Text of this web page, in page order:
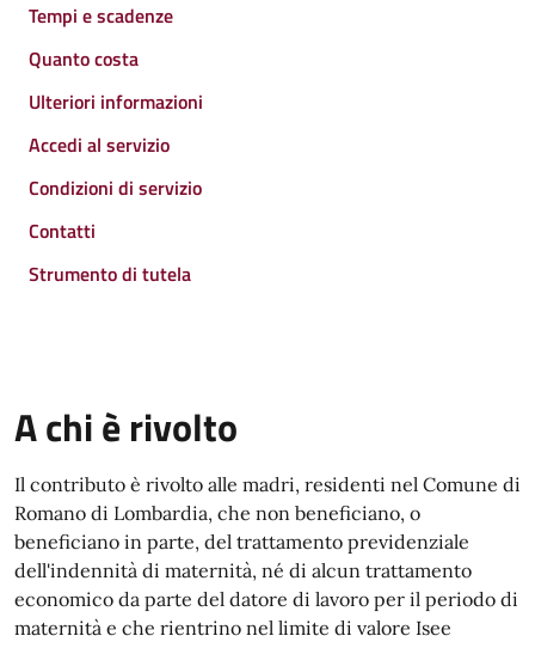
Tempi e scadenze
Quanto costa
Ulteriori informazioni
Accedi al servizio
Condizioni di servizio
Contatti
Strumento di tutela
A chi è rivolto
Il contributo è rivolto alle madri, residenti nel Comune di
Romano di Lombardia, che non beneficiano, o
beneficiano in parte, del trattamento previdenziale
dell'indennità di maternità, né di alcun trattamento
economico da parte del datore di lavoro per il periodo di
maternità e che rientrino nel limite di valore Isee